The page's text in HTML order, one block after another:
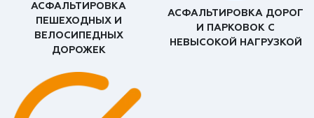
АСФАЛЬТИРОВКА
ПЕШЕХОДНЫХ И
ВЕЛОСИПЕДНЫХ
ДОРОЖЕК
АСФАЛЬТИРОВКА ДОРОГ
И ПАРКОВОК С
НЕВЫСОКОЙ НАГРУЗКОЙ